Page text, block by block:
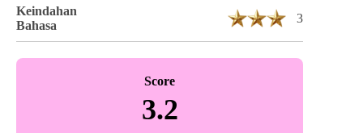
Keindahan
Bahasa
3
Score
3.2